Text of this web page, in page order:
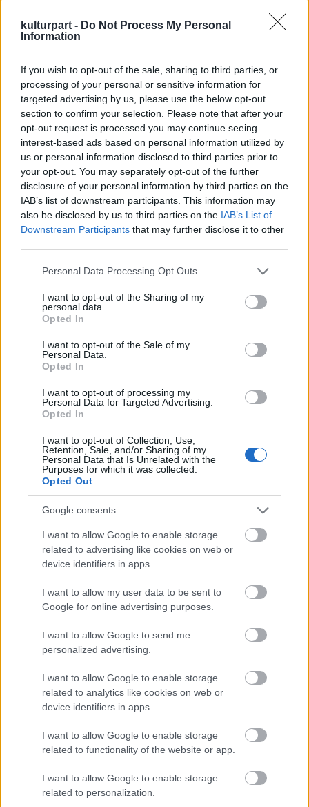
kulturpart - Do Not Process My Personal
Information
If you wish to opt-out of the sale, sharing to third parties, or
processing of your personal or sensitive information for
targeted advertising by us, please use the below opt-out
section to confirm your selection. Please note that after your
opt-out request is processed you may continue seeing
interest-based ads based on personal information utilized by
us or personal information disclosed to third parties prior to
your opt-out. You may separately opt-out of the further
disclosure of your personal information by third parties on the
IAB’s list of downstream participants. This information may
also be disclosed by us to third parties on the IAB’s List of
Downstream Participants that may further disclose it to other
Please note that this website/app uses one or more Google
not limited to your visit or usage behaviour. You may click to
grant or deny consent to Google and its third-party tags to
use your data for below specified purposes in below Google
consent section.
Personal Data Processing Opt Outs
I want to opt-out of the Sharing of my
personal data.
Opted In
I want to opt-out of the Sale of my
Personal Data.
Opted In
I want to opt-out of processing my
Personal Data for Targeted Advertising.
Opted In
I want to opt-out of Collection, Use,
Retention, Sale, and/or Sharing of my
Personal Data that Is Unrelated with the
Purposes for which it was collected.
Opted Out
Google consents
I want to allow Google to enable storage
related to advertising like cookies on web or
device identifiers in apps.
I want to allow my user data to be sent to
Google for online advertising purposes.
I want to allow Google to send me
personalized advertising.
I want to allow Google to enable storage
related to analytics like cookies on web or
device identifiers in apps.
I want to allow Google to enable storage
related to functionality of the website or app.
I want to allow Google to enable storage
related to personalization.
szükségesnek látta, hogy védelmébe vegye a
kortárs művészet világát, amely gyakorta
szemek számára érthetetlen, vagy csupán
sokkolni kíván, hogy címlapokra emelje az
alkotóját".
"Az ebben a művészeti formában járatos, azt
szerető nézők a programban fantasztikus
betekintést kapnak a kulisszák mögé, s az
alkotás folyamata is feltárul előttük, kiderül,
mi ihlette a művészt és mit képvisel a
létrehozott mű" - idézte Dale-t a brit The
Daily Telegraph honlapja.
A producer ugyanokkor hangsúlyozta, hogy
amelynek során lehántják a misztikumot az
alkotásról, és közelebb hozzák a művészetet
az érdeklődőkhöz.
A műsor honlapján a véleménynyilvánítás
lehetőségét is felkínálják a közönségnek.
A 18 éven felüli művészek jelentkezését
február 2-től március 29-ig várják.
Képzőművészet Képző
AZ EMBERSÉG ÜNNEPE
„NEM TÖBB EZER EMBERRE UTAZUNK, HANEM
EGY VÁLOGATOTT TÁRSASÁGRA”